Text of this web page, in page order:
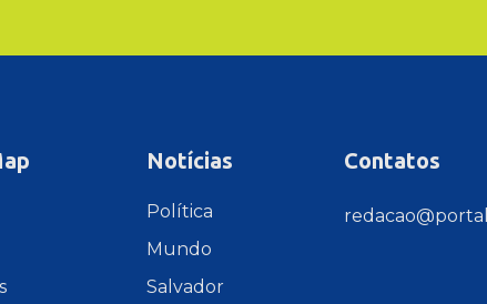
Notícias
Política
Mundo
Salvador
Contatos